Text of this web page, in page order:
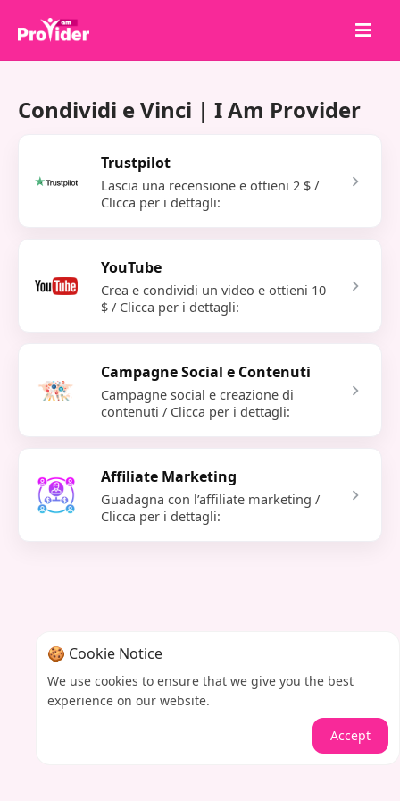
Chi siamo
Iscriviti
Termini
Condividi e Vinci | I Am Provider
Trustpilot
Lascia una recensione e ottieni 2 $ /
Clicca per i dettagli:
YouTube
Crea e condividi un video e ottieni 10
$ / Clicca per i dettagli:
Campagne Social e Contenuti
Campagne social e creazione di
contenuti / Clicca per i dettagli:
Affiliate Marketing
Guadagna con l’affiliate marketing /
Clicca per i dettagli:
🍪 Cookie Notice
We use cookies to ensure that we give you the best
experience on our website.
Accept